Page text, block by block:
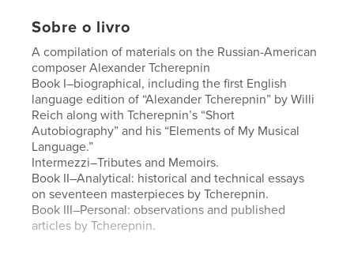
Sobre o livro
A compilation of materials on the Russian-American
composer Alexander Tcherepnin
Book I–biographical, including the first English
language edition of “Alexander Tcherepnin” by Willi
Reich along with Tcherepnin’s “Short
Autobiography” and his “Elements of My Musical
Language.”
Intermezzi–Tributes and Memoirs.
Book II–Analytical: historical and technical essays
on seventeen masterpieces by Tcherepnin.
Book III–Personal: observations and published
articles by Tcherepnin.